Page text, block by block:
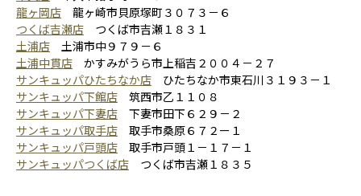
龍ヶ岡店 龍ヶ崎市貝原塚町３０７３－６
つくば吉瀬店 つくば市吉瀬１８３１
土浦店 土浦市中９７９－６
土浦中貫店 かすみがうら市上稲吉２００４－２７
サンキュッパひたちなか店 ひたちなか市東石川３１９３－１
サンキュッパ下館店 筑西市乙１１０８
サンキュッパ下妻店 下妻市田下６２９－２
サンキュッパ取手店 取手市桑原６７２ー１
サンキュッパ戸頭店 取手市戸頭１－１７－１
サンキュッパつくば店 つくば市吉瀬１８３５